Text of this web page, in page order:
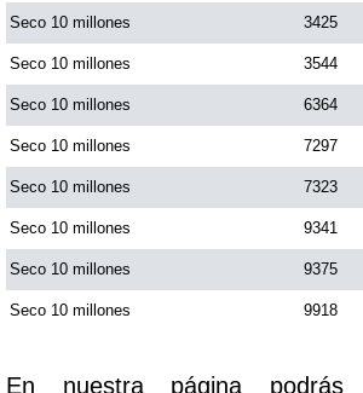
Sinuano Noche
Super Chontico Noche
Seco 10 millones 3425
Seco 10 millones 3544
Seco 10 millones 6364
Seco 10 millones 7297
Seco 10 millones 7323
Seco 10 millones 9341
Seco 10 millones 9375
Seco 10 millones 9918
En nuestra página podrás